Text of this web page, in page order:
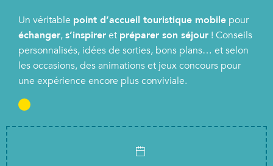
Un véritable point d’accueil touristique mobile pour
échanger,s’inspireret préparer son séjour ! Conseils
personnalisés, idées de sorties, bons plans… et selon
les occasions, des animations et jeux concours pour
une expérience encore plus conviviale.